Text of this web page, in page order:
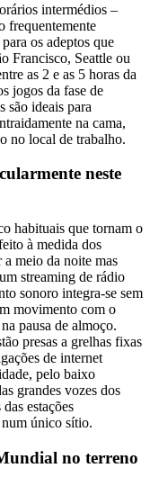
intermédios –
frequentemente
os adeptos que
Francisco, Seattle ou
as 2 e as 5 horas da
jogos da fase de
são ideais para
na cama,
no local de trabalho.
neste
habituais que tornam o
à medida dos
meio da noite mas
streaming de rádio
sonoro integra-se sem
movimento com o
pausa de almoço.
presas a grelhas fixas
de internet
pelo baixo
grandes vozes dos
estações
num único sítio.
no terreno